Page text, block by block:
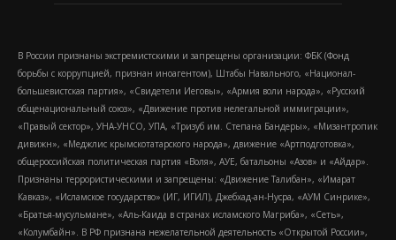
В России признаны экстремистскими и запрещены организации: ФБК (Фонд
борьбы с коррупцией, признан иноагентом), Штабы Навального, «Национал-
большевистская партия», «Свидетели Иеговы», «Армия воли народа», «Русский
общенациональный союз», «Движение против нелегальной иммиграции»,
«Правый сектор», УНА-УНСО, УПА, «Тризуб им. Степана Бандеры», «Мизантропик
дивижн», «Меджлис крымскотатарского народа», движение «Артподготовка»,
общероссийская политическая партия «Воля», АУЕ, батальоны «Азов» и «Айдар».
Признаны террористическими и запрещены: «Движение Талибан», «Имарат
Кавказ», «Исламское государство» (ИГ, ИГИЛ), Джебхад-ан-Нусра, «АУМ Синрике»,
«Братья-мусульмане», «Аль-Каида в странах исламского Магриба», «Сеть»,
«Колумбайн». В РФ признана нежелательной деятельность «Открытой России»,